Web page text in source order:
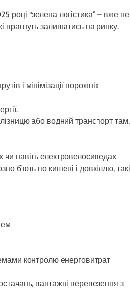
році “зелена логістика” – вже не
прагнуть залишатись на ринку.
і мінімізації порожніх
або водний транспорт там,
чи навіть електровелосипедах
б’ють по кишені і довкіллю, такі
контролю енерговитрат
вантажні перевезення з